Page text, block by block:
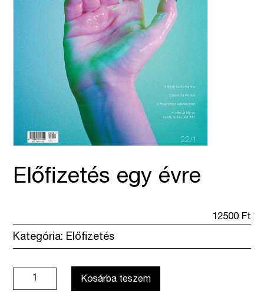
Előfizetés egy évre
12500 Ft
Kategória: Előfizetés
Előfizetés
egy
Kosárba teszem